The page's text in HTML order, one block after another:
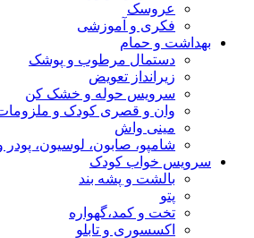
عروسک
فکری و آموزشی
بهداشت و حمام
دستمال مرطوب و پوشک
زیرانداز تعویض
سرویس حوله و خشک کن
وان و قصری کودک و
مینی واش
شامپو، صابون، لوسیون،
سرویس خواب کودک
بالشت و پشه بند
پتو
تخت و کمد،گهواره
اکسسوری و تابلو